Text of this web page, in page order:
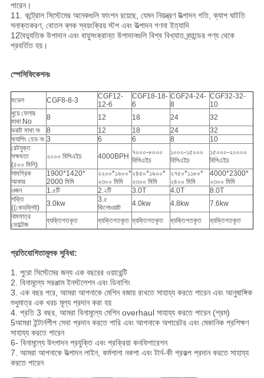
পারেন।
11. কন্ট্রোল সিস্টেমের অনেকগুলি ফাংশন রয়েছে, যেমন নিয়ন্ত্রণ উত্পাদন গতি, ক্যাপ ঘাটতি
সনাক্তকরণ, বোতল ব্লক স্বয়ংক্রিয় স্টপ এবং উত্পাদন গণনা ইত্যাদি
12বৈদ্যুতিক উপাদান এবং বায়ুসংক্রান্ত উপাদানগুলি বিশ্ব বিখ্যাত ব্র্যান্ডের পণ্য থেকে
প্রবর্তিত হয়।
স্পেসিফিকেশনঃ
মডেল CGF8-8-3
CGF12-
12-6
CGF18-18-
6
CGF24-24-
8
CGF32-32-
10
ধুয়ে ফেলার
মাথা No
8 12 18 24
32
ভরাট মাথা নং
8 12 18 24
32
ক্যাপিং হেড নং 3 6 6 8
10
রেটযুক্ত
সক্ষমতা
(৫০০ মিলি)
২০০০ বিপিএইচ 4000BPH ৭০০০-৮০০০
বিপিএইচ
১০০০-১৫০০০
বিপিএইচ
১৫০০০-২০০০০
বিপিএইচ
সামগ্রিক
আকার
1900*1420*
2000 মিমি
২২০০*১৬০০*
২৩০০ মিমি
২৪৫০*১৯০০*
২৩০০ মিমি
২৭৫০*১১৮০*
২৪০০ মিমি
4000*2300*
২৩০০ মিমি
ওজন
1.৫টি 2.২টি 3.0T 4.0T
8.0T
শক্তি
((কেডব্লিউ)
3.0kw
3.৫
কিলোওয়াট
4.0kw 4.8kw
7.6kw
নামমাত্র
ভোল্টেজ
ব্যক্তিগতকৃত ব্যক্তিগতকৃত ব্যক্তিগতকৃত ব্যক্তিগতকৃত ব্যক্তিগতকৃত
প্রতিযোগিতামূলক সুবিধা:
1. পুরো সিস্টেমের জন্য এক বছরের ওয়ারেন্টি
2. বিনামূল্যে সরঞ্জাম ইনস্টলেশন এবং ডিবাগিং
3. এক বছর পরে, আমরা আপনাকে মেশিন বজায় রাখতে সাহায্য করতে পারেন এবং আনুষাঙ্গিক
শুধুমাত্র এক খরচ মূল্য প্রদান করা হয়
4. প্রতি 3 বছর, আমরা বিনামূল্যে মেশিন overhaul সাহায্য করতে পারেন (শ্রম)
5আমরা ইন্টার্নশীপ সেবা প্রদান করতে পারি এবং আপনাকে অপারেটর এবং মেকানিক প্রশিক্ষণ
সাহায্য করতে পারেন
6- বিনামূল্যে উৎপাদন প্রযুক্তি এবং প্রক্রিয়া কনফিগারেশন
7. আমরা আপনাকে উত্পাদন লাইন, কর্মশালা নকশা এবং টার্ন-কী প্রকল্প প্রদান করতে সাহায্য
করতে পারেন